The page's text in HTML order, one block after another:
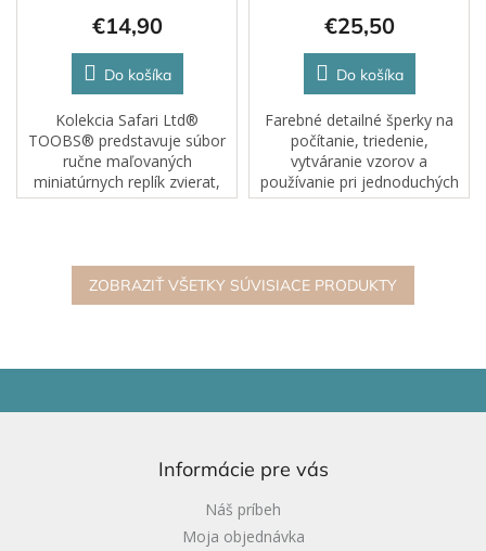
€14,90
Do košíka
Kolekcia Safari Ltd®
TOOBS® predstavuje súbor
ručne maľovaných
miniatúrnych replík zvierat,
vyrobených so
detailov, čo deťom umožňuje
lepšie...
€25,50
Do košíka
Farebné detailné šperky na
počítanie, triedenie,
vytváranie vzorov a
používanie pri jednoduchých
matematických aktivitách
priesvitným farbám sú...
ZOBRAZIŤ VŠETKY SÚVISIACE PRODUKTY
Informácie pre vás
Náš príbeh
Moja objednávka